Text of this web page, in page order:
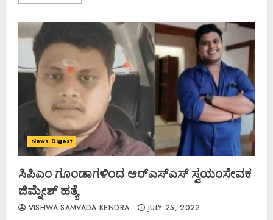
News Digest
ಸಿಪಿಎಂ ಗೂಂಡಾಗಳಿಂದ ಆರ್‌ಎಸ್‌ಎಸ್‌ ಸ್ವಯಂಸೇವಕ
ಜಿಮ್ನೇಶ್ ಹತ್ಯೆ
VISHWA SAMVADA KENDRA JULY 25, 2022